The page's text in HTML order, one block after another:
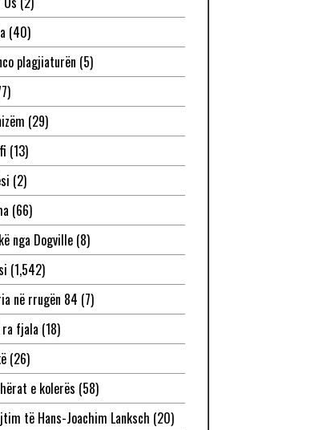
(40)
plagjiaturën (5)
(29)
(13)
(2)
(66)
nga Dogville(8)
(1,542)
në rrugën 84 (7)
ra fjala (18)
(26)
e kolerës (58)
të Hans-Joachim Lanksch (20)